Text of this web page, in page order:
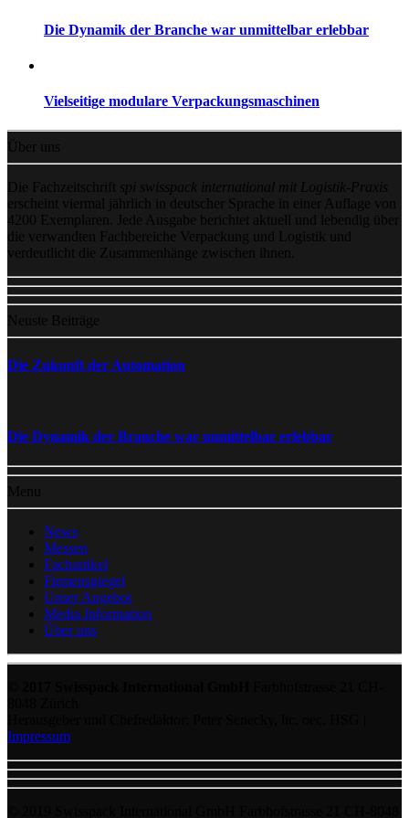
Die Dynamik der Branche war unmittelbar erlebbar
Vielseitige modulare Verpackungsmaschinen
Über uns
Die Fachzeitschrift
spi swisspack international mit Logistik-Praxis
erscheint viermal jährlich in deutscher Sprache in einer Auflage von
4200 Exemplaren. Jede Ausgabe berichtet aktuell und lebendig über
die verwandten Fachbereiche Verpackung und Logistik und
verdeutlicht die Zusammenhänge zwischen ihnen.
Neuste Beiträge
Die Zukunft der Automation
Die Dynamik der Branche war unmittelbar erlebbar
Menu
News
Messen
Fachartikel
Firmenspiegel
Unser Angebot
Media Information
Über uns
Impressum